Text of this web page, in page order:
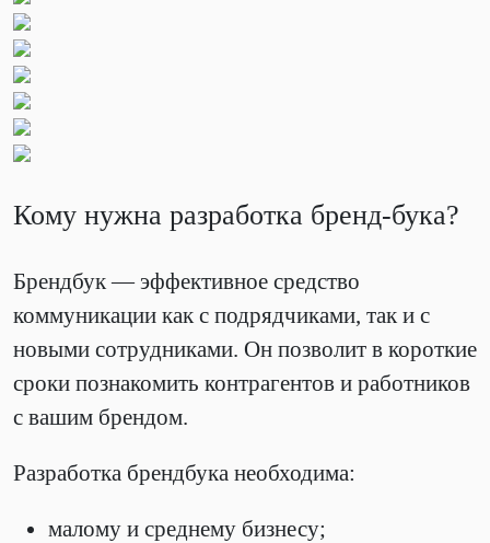
Кому нужна разработка бренд-бука?
Брендбук — эффективное средство
коммуникации как с подрядчиками, так и с
новыми сотрудниками. Он позволит в короткие
сроки познакомить контрагентов и работников
с вашим брендом.
Разработка брендбука необходима:
малому и среднему бизнесу;